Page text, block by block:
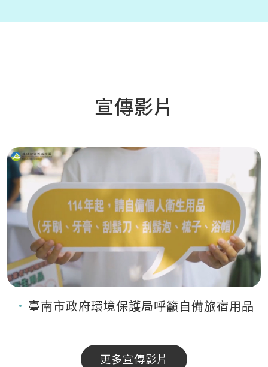
宣傳影片
臺南市政府環境保護局呼籲自備旅宿用品
更多宣傳影片